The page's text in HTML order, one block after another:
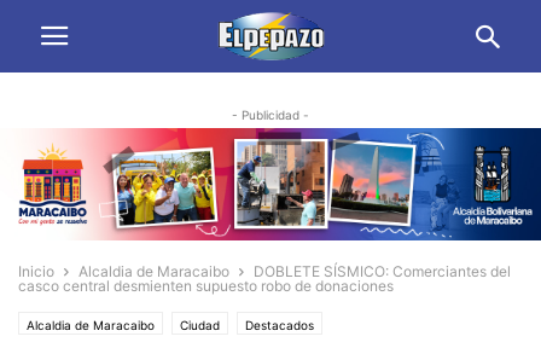
- Publicidad -
Inicio Alcaldia de Maracaibo
DOBLETE SÍSMICO: Comerciantes del
casco central desmienten supuesto robo de donaciones
Alcaldia de Maracaibo Ciudad Destacados